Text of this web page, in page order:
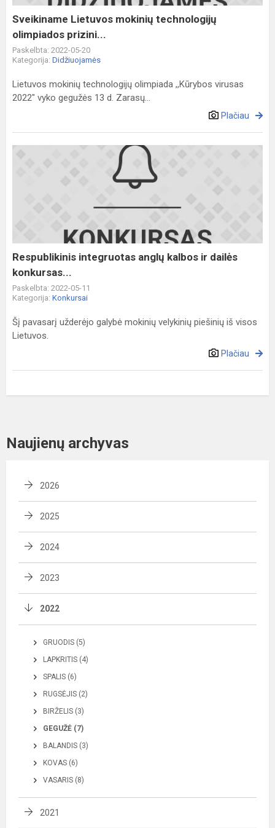
Sveikiname Lietuvos mokinių technologijų
olimpiados prizini...
Paskelbta: 2022-05-20
Kategorija: Didžiuojamės
Lietuvos mokinių technologijų olimpiada ,,Kūrybos virusas
2022" vyko gegužės 13 d. Zarasų...
Plačiau
Respublikinis
Respublikinis integruotas anglų kalbos ir dailės
konkursas...
Paskelbta: 2022-05-11
Kategorija: Konkursai
Šį pavasarį užderėjo galybė mokinių velykinių piešinių iš visos
Lietuvos.
Plačiau
Naujienų archyvas
2026
2025
2024
2023
2022
GRUODIS (5)
LAPKRITIS (4)
SPALIS (6)
RUGSĖJIS (2)
BIRŽELIS (3)
GEGUŽĖ (7)
BALANDIS (3)
KOVAS (6)
VASARIS (8)
2021